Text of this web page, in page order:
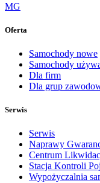
MG
Oferta
Samochody nowe
Samochody
Dla firm
Dla grup
Serwis
Serwis
Naprawy
Centrum
Stacja Kontroli
Wypożyczalnia